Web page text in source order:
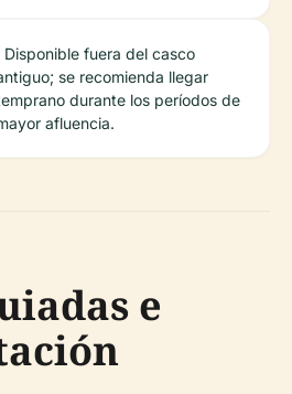
Disponible fuera del casco
se recomienda llegar
durante los períodos de
afluencia.
e